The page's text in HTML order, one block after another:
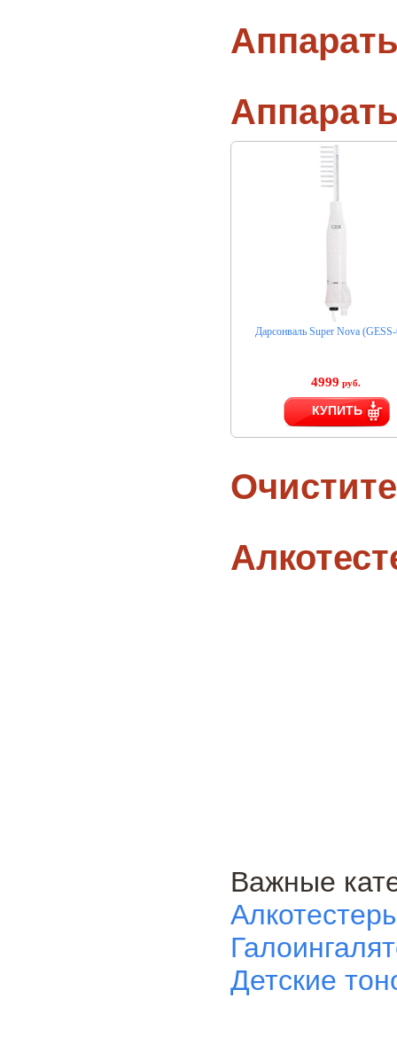
Дарсонваль Super Nova
4999 руб.
КУПИТЬ
Важные
Детские